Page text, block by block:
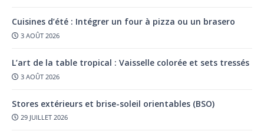
Cuisines d’été : Intégrer un four à pizza ou un brasero
3 AOÛT 2026
L’art de la table tropical : Vaisselle colorée et sets tressés
3 AOÛT 2026
Stores extérieurs et brise-soleil orientables (BSO)
29 JUILLET 2026